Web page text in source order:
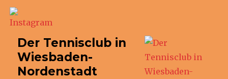
Der Tennisclub in
Wiesbaden-
Nordenstadt